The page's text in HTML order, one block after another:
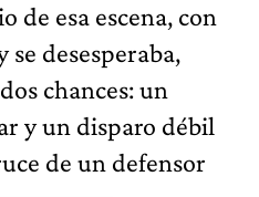
de esa escena, con
se desesperaba,
chances: un
y un disparo débil
de un defensor